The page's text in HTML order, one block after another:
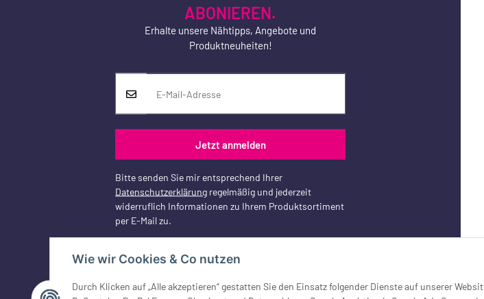
Wie wir Cookies & Co nutzen
Durch Klicken auf „Alle akzeptieren“ gestatten Sie den Einsatz folgender Dienste auf unserer
ABONIEREN.
Erhalte unsere Nähtipps, Angebote und
Produktneuheiten!
Jetzt anmelden
Bitte senden Sie mir entsprechend Ihrer
Datenschutzerklärung regelmäßig und jederzeit
widerruflich Informationen zu Ihrem Produktsortiment
per E-Mail zu.
Vertrag widerrufen